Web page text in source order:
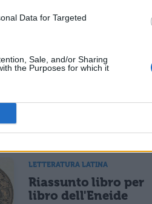
Data for Targeted
Sale, and/or Sharing
the Purposes for which it
non voglio scrivere ciò
argomento di cui
formula conclusiva di cui
più grande.
LETTERATURA LATINA
Riassunto libro per
libro dell'Eneide